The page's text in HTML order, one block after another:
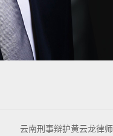
云南刑事辩护黄云龙律